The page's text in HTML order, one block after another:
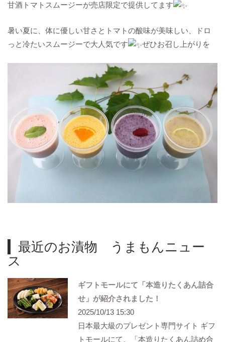
甘酒トマトスムージーが売店限定で提供してます
暑い夏に、体に優しい甘さとトマトの酸味が美味しい、ドロ
っと冷たいスムージーで大人気です
ぜひお召し上がりを
最近のお漬物 うまもんニュー
ス
ギフトモールにて「本造りたくあん詰合
せ」が紹介されました！
2025/10/13 15:30
日本最大級のプレゼント専門サイト ギフ
トモールにて、「本造りたくあん詰め合